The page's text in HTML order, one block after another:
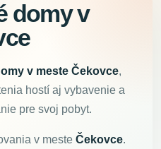
domy v
v meste Čekovce,
hostí aj vybavenie a
pre svoj pobyt.
v meste Čekovce.